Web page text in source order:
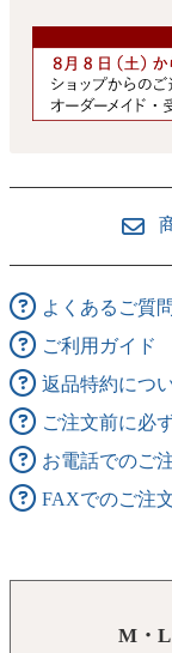
よくあるご質問
ご利用ガイド
返品特約につ
ご注文前に必
お電話でのご
FAXでのご注
M・